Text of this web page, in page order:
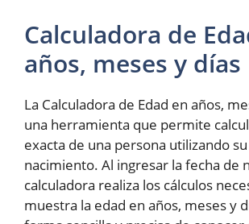
Calculadora de
años, meses y días
La Calculadora de Edad en años,
una herramienta que permite
exacta de una persona utilizando
nacimiento. Al ingresar la fecha de
calculadora realiza los cálculos
muestra la edad en años, meses y